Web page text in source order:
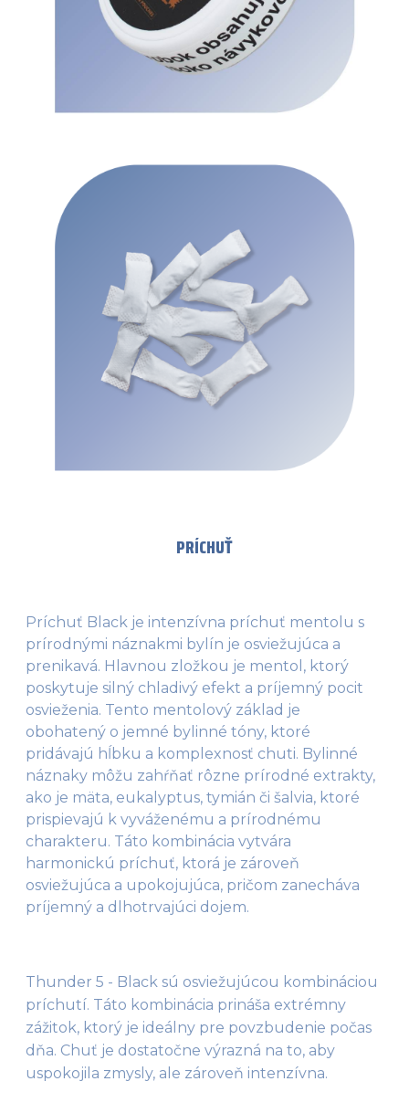
PRÍCHUŤ
Príchuť Black je intenzívna príchuť mentolu s
prírodnými náznakmi bylín je osviežujúca a
prenikavá. Hlavnou zložkou je mentol, ktorý
poskytuje silný chladivý efekt a príjemný pocit
osvieženia. Tento mentolový základ je
obohatený o jemné bylinné tóny, ktoré
pridávajú hĺbku a komplexnosť chuti. Bylinné
náznaky môžu zahŕňať rôzne prírodné extrakty,
ako je mäta, eukalyptus, tymián či šalvia, ktoré
prispievajú k vyváženému a prírodnému
charakteru. Táto kombinácia vytvára
harmonickú príchuť, ktorá je zároveň
osviežujúca a upokojujúca, pričom zanecháva
príjemný a dlhotrvajúci dojem.
Thunder 5 - Black sú osviežujúcou kombináciou
príchutí. Táto kombinácia prináša extrémny
zážitok, ktorý je ideálny pre povzbudenie počas
dňa. Chuť je dostatočne výrazná na to, aby
uspokojila zmysly, ale zároveň intenzívna.